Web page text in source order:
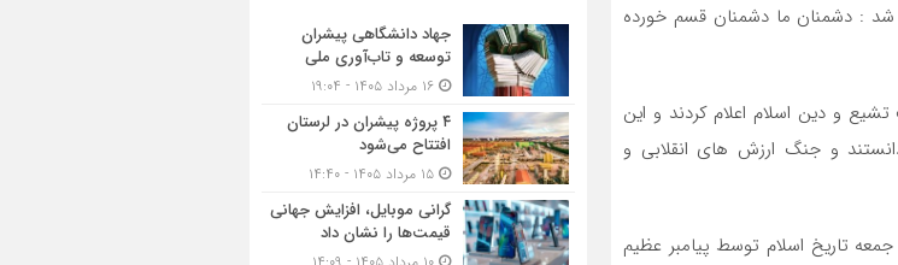
شد : دشمنان ما دشمنان قسم خورده
و دین اسلام اعلام کردند و این
و جنگ ارزش های انقلابی و
تاریخ اسلام توسط پیامبر عظیم
جهاد دانشگاهی پیشران
توسعه و تاب‌آوری ملی
۴ پروژه پیشران در لرستان
افتتاح می‌شود
گرانی موبایل، افزایش جهانی
قیمت‌ها را نشان داد